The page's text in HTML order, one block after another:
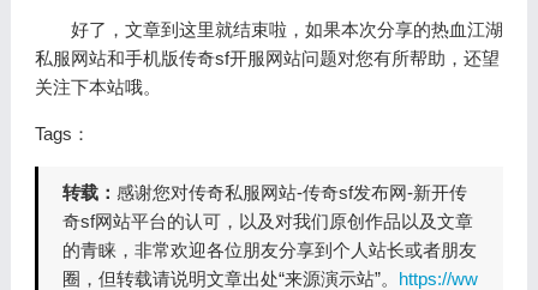
好了，文章到这里就结束啦，如果本次分享的热血江湖
私服网站和手机版传奇sf开服网站问题对您有所帮助，还望
关注下本站哦。
Tags：
转载： 感谢您对传奇私服网站-传奇sf发布网-新开传
奇sf网站平台的认可，以及对我们原创作品以及文章
的青睐，非常欢迎各位朋友分享到个人站长或者朋友
圈，但转载请说明文章出处“来源演示站”。 https://ww